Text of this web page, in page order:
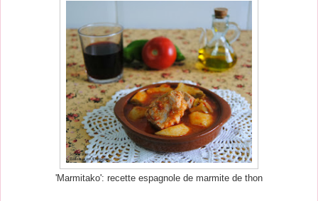
'Marmitako': recette espagnole de marmite de thon